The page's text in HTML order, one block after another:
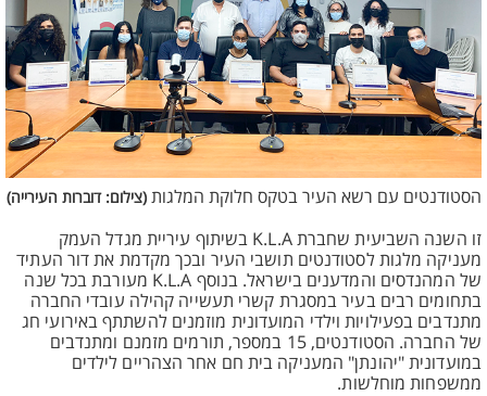
הסטודנטים עם רשא העיר בטקס חלוקת המלגות (צילום: דוברות העירייה)
זו השנה השביעית שחברת K.L.A בשיתוף עיריית מגדל העמק
מעניקה מלגות לסטודנטים תושבי העיר ובכך מקדמת את דור העתיד
של המהנדסים והמדענים בישראל. בנוסף K.L.A מעורבת בכל שנה
בתחומים רבים בעיר במסגרת קשרי תעשייה קהילה עובדי החברה
מתנדבים בפעילויות וילדי המועדונית מוזמנים להשתתף באירועי חג
של החברה. הסטודנטים, 15 במספר, תורמים מזמנם ומתנדבים
במועדונית "יהונתן" המעניקה בית חם אחר הצהריים לילדים
ממשפחות מוחלשות.